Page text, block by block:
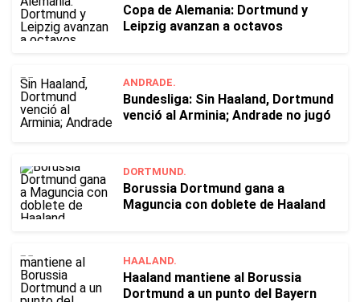
Copa de Alemania: Dortmund y
Leipzig avanzan a octavos
ANDRADE.
Bundesliga: Sin Haaland, Dortmund
venció al Arminia; Andrade no jugó
DORTMUND.
Borussia Dortmund gana a
Maguncia con doblete de Haaland
HAALAND.
Haaland mantiene al Borussia
Dortmund a un punto del Bayern